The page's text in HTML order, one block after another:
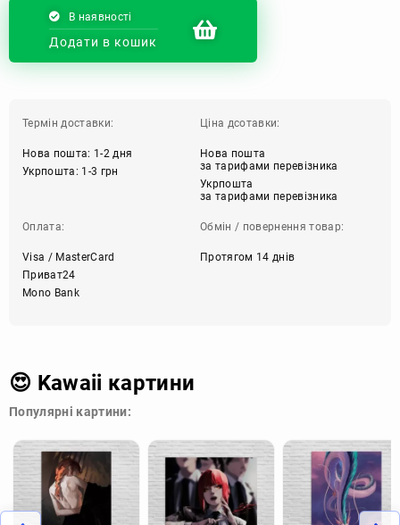
В наявності
Додати в кошик
Термін доставки:
Нова пошта: 1-2 дня
Укрпошта: 1-3 грн
Ціна дсотавки:
Нова пошта
за тарифами перевізника
Укрпошта
за тарифами перевізника
Оплата:
Visa / MasterCard
Приват24
Mono Bank
Обмін / повернення товар:
Протягом 14 днів
😍 Kawaii картини
Популярні картини: